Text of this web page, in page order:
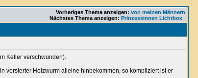
Vorheriges Thema anzeigen: von meinen Männern
Nächstes Thema anzeigen: Prinzessinnen Lichtbox
Keller verschwunden).
versierter Holzwurm alleine hinbekommen, so kompliziert ist er